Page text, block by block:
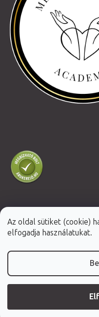
Az oldal sütiket (cookie)
elfogadja használatukat.